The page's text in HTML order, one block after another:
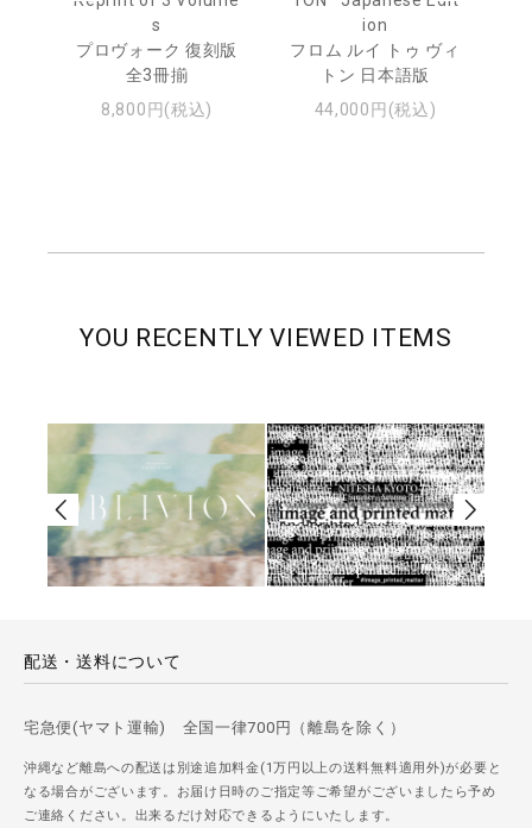
s
プロヴォーク 復刻版
全3冊揃
8,800円(税込)
ion
フロム ルイ トゥ ヴィ
トン 日本語版
44,000円(税込)
YOU RECENTLY VIEWED ITEMS
配送・送料について
宅急便(ヤマト運輸) 全国一律700円（離島を除く）
沖縄など離島への配送は別途追加料金(1万円以上の送料無料適用外)が必要と
なる場合がございます。お届け日時のご指定等ご希望がございましたら予め
ご連絡ください。出来るだけ対応できるようにいたします。